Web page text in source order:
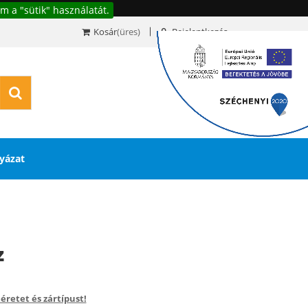
a "sütik" használatát.
Kosár(üres) Bejelentkezés
0
és zártípust!